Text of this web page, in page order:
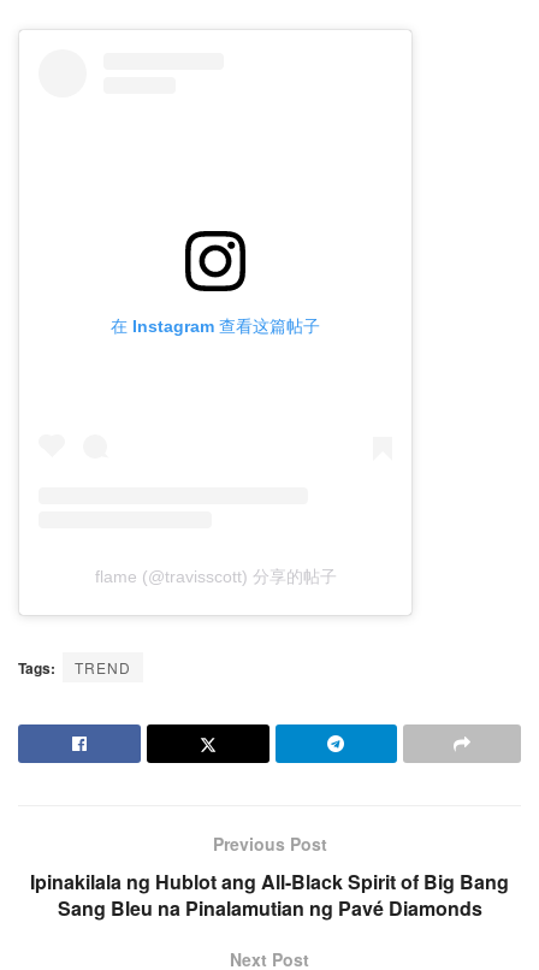
在 Instagram 查看这篇帖子
flame (@travisscott) 分享的帖子
Tags: TREND
Previous Post
Ipinakilala ng Hublot ang All-Black Spirit of Big Bang
Sang Bleu na Pinalamutian ng Pavé Diamonds
Next Post